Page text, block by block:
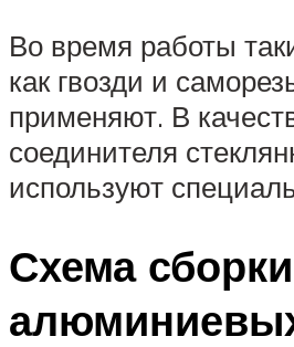
Во время работы
как гвозди и
применяют. В
соединителя
используют
Схема сборки